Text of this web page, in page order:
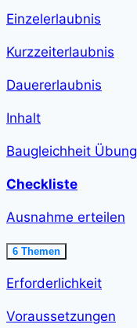
Einzelerlaubnis
Kurzzeiterlaubnis
Dauererlaubnis
Inhalt
Baugleichheit Übung
Checkliste
Ausnahme erteilen
Ausklappen
Ausnahme
erteilen<span
step-
min
</span>
6 Themen
Erforderlichkeit
Voraussetzungen